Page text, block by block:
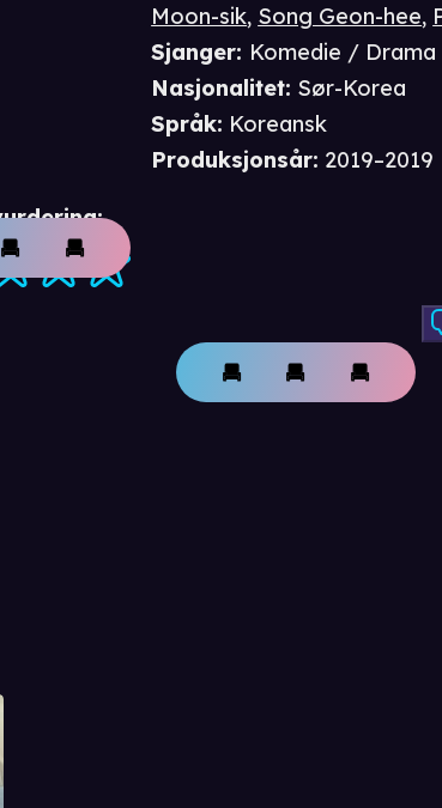
Moon-sik, Song Geon-hee,
Sjanger: Komedie / Drama
Nasjonalitet: Sør-Korea
Språk: Koreansk
Produksjonsår: 2019–2019